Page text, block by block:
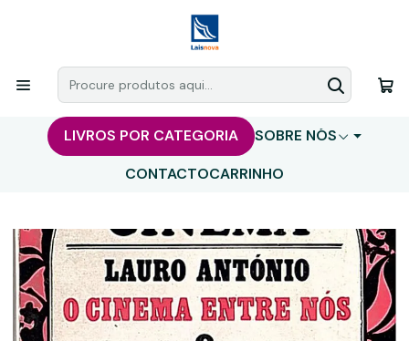
LIVROS POR CATEGORIA
SOBRE NÓS
CONTACTOCARRINHO